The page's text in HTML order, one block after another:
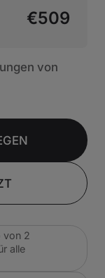
€509
von
von 2
alle